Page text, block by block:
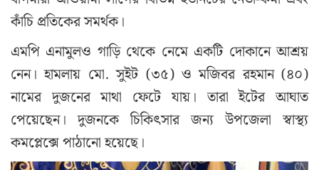
কাঁচি প্রতিকের সমর্থক।
এমপি এনামুলও গাড়ি থেকে নেমে একটি দোকানে আশ্রয়
নেন। হামলায় মো. সুইট (৩৫) ও মজিবর রহমান (৪০)
নামের দুজনের মাথা ফেটে যায়। তারা ইটের আঘাত
পেয়েছেন। দুজনকে চিকিৎসার জন্য উপজেলা স্বাস্থ্য
কমপ্লেক্সে পাঠানো হয়েছে।